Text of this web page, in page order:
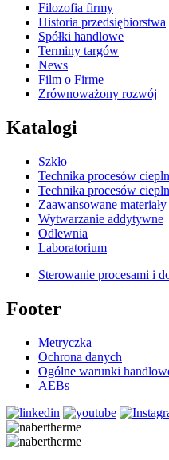
Filozofia firmy
Historia przedsiębiorstwa
Spółki handlowe
Terminy targów
News
Film o Firme
Zrównoważony rozwój
Katalogi
Szkło
Technika procesów
Technika procesów
Zaawansowane materiały
Wytwarzanie addytywne
Odlewnia
Laboratorium
Sterowanie procesami i
Footer
Metryczka
Ochrona danych
Ogólne warunki
AEBs